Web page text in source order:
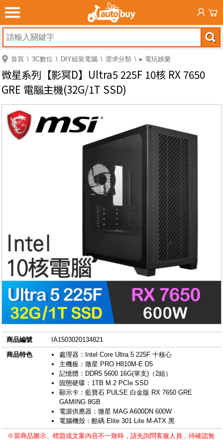
首頁 3C數位 DIY組裝電腦 需求分類 ▸ 電玩娛樂
微星系列【影冥D】Ultra5 225F 10核 RX 7650
GRE 電腦主機(32G/1T SSD)
商品編號
IA1503020134821
商品特色
處理器：Intel Core Ultra 5 225F 十核心
主機板：微星 PRO H810M-E D5
記憶體：DDR5 5600 16G(單支)（2組）
固態硬碟：1TB M.2 PCIe SSD
顯示卡：藍寶石 PULSE 白金版 RX 7650 GRE
GAMING 8GB
電源供應器：微星 MAG A600DN 600W
電腦機殼：酷碼 Elite 301 Lite M-ATX 黑
※當商品圖示、標題或文案內容不一致時，請先詢問客服人員，待確認無